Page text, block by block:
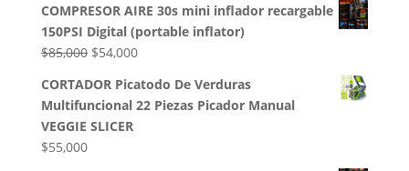
original
era:
$50,000.
actual
es:
$35,000.
COMPRESOR AIRE 30s mini inflador recargable
150PSI Digital (portable inflator)
$85,000 El
original
era:
$85,000.
$54,000El
actual
es:
CORTADOR Picatodo De Verduras
Multifuncional 22 Piezas Picador Manual
VEGGIE SLICER
$55,000